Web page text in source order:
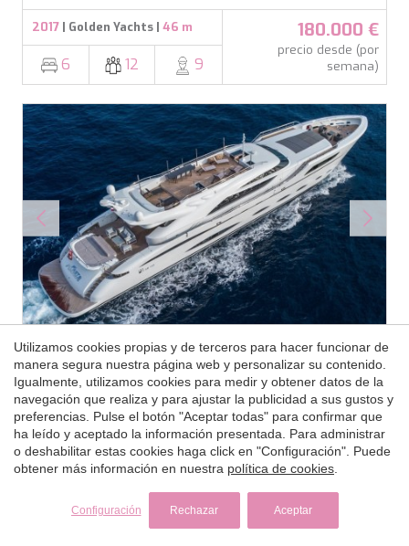
2017 | Golden Yachts | 46 m
6 12 9
180.000 €
precio desde (por
semana)
Más detalles
FAST & FURIOUS
2016| AB Yachts |45 m
5 10 7
175.000 €
precio desde (por
semana)
Utilizamos cookies propias y de terceros para hacer funcionar de
manera segura nuestra página web y personalizar su contenido.
Igualmente, utilizamos cookies para medir y obtener datos de la
navegación que realiza y para ajustar la publicidad a sus gustos y
preferencias. Pulse el botón "Aceptar todas" para confirmar que
ha leído y aceptado la información presentada. Para administrar
o deshabilitar estas cookies haga click en "Configuración". Puede
obtener más información en nuestra política de cookies
Configuración Rechazar Aceptar